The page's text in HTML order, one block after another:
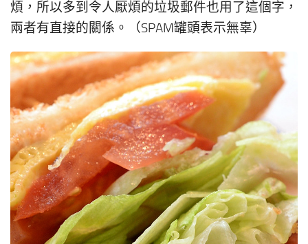
煩，所以多到令人厭煩的垃圾郵件也用了這個字，
兩者有直接的關係。（SPAM罐頭表示無辜）